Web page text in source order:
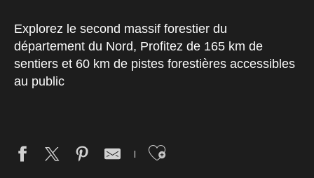
Explorez le second massif forestier du
département du Nord, Profitez de 165 km de
sentiers et 60 km de pistes forestières accessibles
au public
Ajouter aux